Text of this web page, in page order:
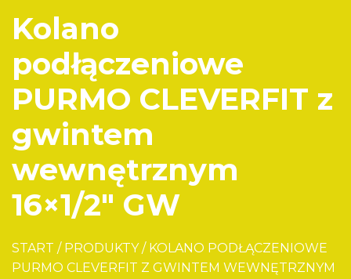
Kolano
podłączeniowe
PURMO CLEVERFIT z
gwintem
wewnętrznym
16×1/2″ GW
START / PRODUKTY / KOLANO PODŁĄCZENIOWE
PURMO CLEVERFIT Z GWINTEM WEWNĘTRZNYM